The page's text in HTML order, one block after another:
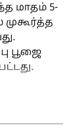
மாதம் 5-
பூஜை